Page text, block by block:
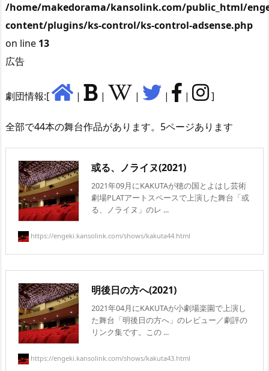
/home/makedorama/kansolink.com/public_html/
content/plugins/ks-control/ks-control-adsense.php
on line 13
広告
劇団情報:[ | | | | | ]
全部で44本の舞台作品があります。5ページあります
或る、ノライヌ(2021)
2021年09月にKAKUTAが穂の国とよはし芸術
劇場PLATアートスペースで上演した舞台「或
る、ノライヌ」のレ ...
https://engeki.kansolink.com/shows/kakuta44.html
明後日の方へ(2021)
2021年04月にKAKUTAが小劇場楽園で上演し
た舞台「明後日の方へ」のレビュー／劇評の
リンク集です。この ...
https://engeki.kansolink.com/shows/kakuta43.html